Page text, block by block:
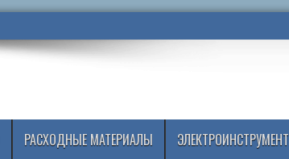
РАСХОДНЫЕ МАТЕРИАЛЫ ЭЛЕКТРОИНСТРУМЕНТ